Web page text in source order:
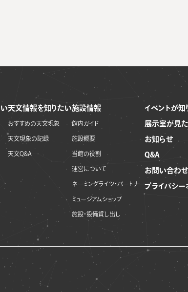
天文情報を知りたい
おすすめの天文現象
天文現象の記録
天文Q&A
施設情報
館内ガイド
施設概要
当館の役割
運営について
ネーミングライツ・パートナー
ミュージアムショップ
施設・設備貸し出し
イベントが知
展示室が見
お知らせ
Q&A
お問い合わせ
プライバシー